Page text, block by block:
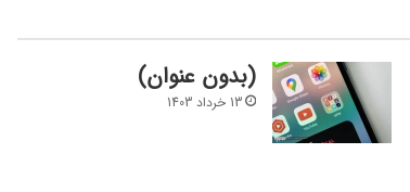
(بدون عنوان)
13 خرداد 1403
گذاشت؛ پایانی بر عصر کامت‌لیک